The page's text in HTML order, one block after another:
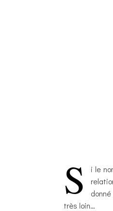
S
i le
très loin…